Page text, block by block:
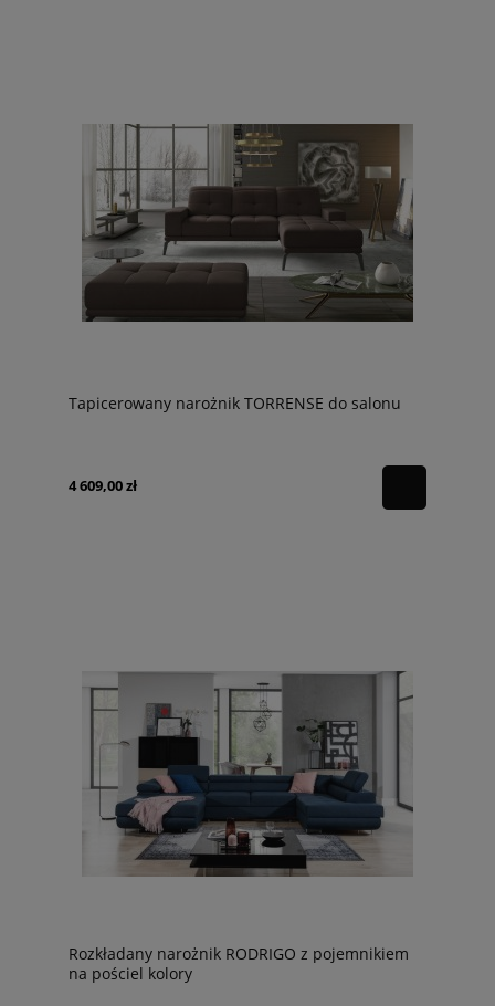
Tapicerowany narożnik TORRENSE do salonu
4 609,00 zł
Rozkładany narożnik RODRIGO z pojemnikiem
na pościel kolory